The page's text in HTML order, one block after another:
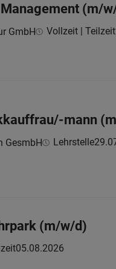
(m/
GmbH Vollzeit | Teilzeit
mann
GesmbH Lehrstelle
(m/w/d)
05.08.2026